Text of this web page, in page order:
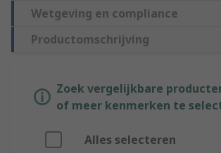
Wetgeving en compliance
Productomschrijving
Zoek vergelijkbare
of meer kenmerken te
Alles selecteren